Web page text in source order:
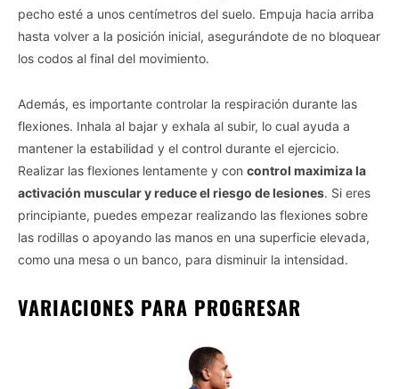
pecho esté a unos centímetros del suelo. Empuja hacia arriba
hasta volver a la posición inicial, asegurándote de no bloquear
los codos al final del movimiento.
Además, es importante controlar la respiración durante las
flexiones. Inhala al bajar y exhala al subir, lo cual ayuda a
mantener la estabilidad y el control durante el ejercicio.
Realizar las flexiones lentamente y con control maximiza la
activación muscular y reduce el riesgo de lesiones. Si eres
principiante, puedes empezar realizando las flexiones sobre
las rodillas o apoyando las manos en una superficie elevada,
como una mesa o un banco, para disminuir la intensidad.
VARIACIONES PARA PROGRESAR